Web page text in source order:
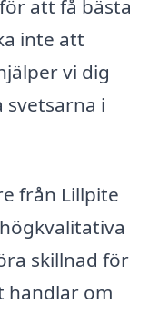
att få bästa
inte att
vi dig
svetsarna i
från Lillpite
skillnad för
handlar om